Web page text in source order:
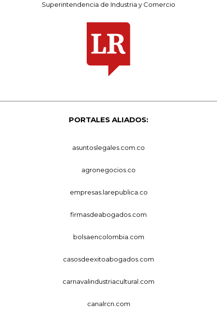
Superintendencia de Industria y Comercio
PORTALES ALIADOS:
asuntoslegales.com.co
agronegocios.co
empresas.larepublica.co
firmasdeabogados.com
bolsaencolombia.com
casosdeexitoabogados.com
carnavalindustriacultural.com
canalrcn.com